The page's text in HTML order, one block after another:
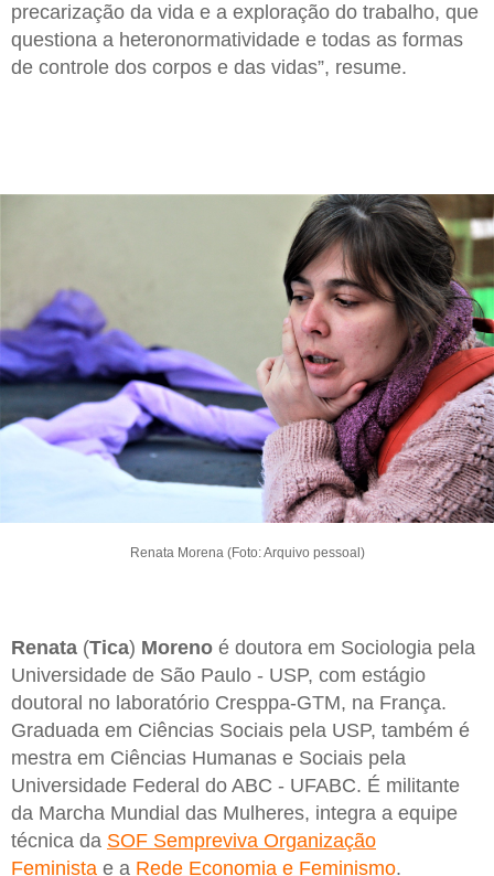
precarização da vida e a exploração do trabalho, que
questiona a heteronormatividade e todas as formas
de controle dos corpos e das vidas”, resume.
Renata Morena (Foto: Arquivo pessoal)
Renata (Tica) Moreno é doutora em Sociologia pela
Universidade de São Paulo - USP, com estágio
doutoral no laboratório Cresppa-GTM, na França.
Graduada em Ciências Sociais pela USP, também é
mestra em Ciências Humanas e Sociais pela
Universidade Federal do ABC - UFABC. É militante
da Marcha Mundial das Mulheres, integra a equipe
técnica da SOF Sempreviva Organização
Feminista e a Rede Economia e Feminismo.